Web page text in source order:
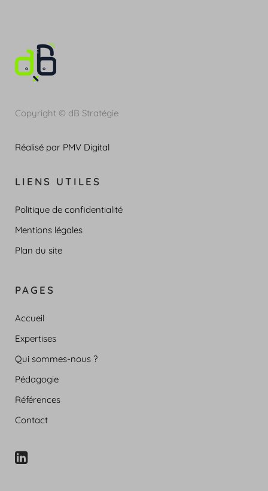
Copyright © dB Stratégie
Réalisé par PMV Digital
LIENS UTILES
Politique de confidentialité
Mentions légales
Plan du site
PAGES
Accueil
Expertises
Qui sommes-nous ?
Pédagogie
Références
Contact